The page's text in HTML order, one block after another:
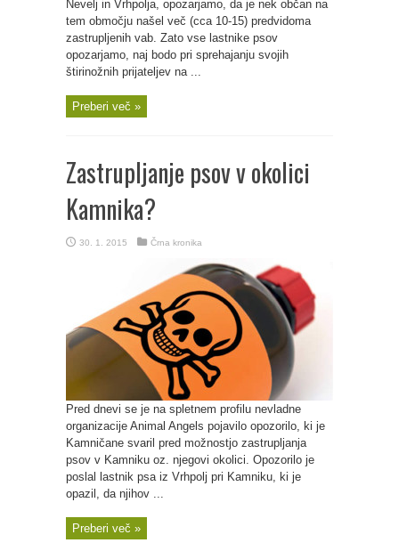
Nevelj in Vrhpolja, opozarjamo, da je nek občan na
tem območju našel več (cca 10-15) predvidoma
zastrupljenih vab. Zato vse lastnike psov
opozarjamo, naj bodo pri sprehajanju svojih
štirinožnih prijateljev na ...
Preberi več »
Zastrupljanje psov v okolici
Kamnika?
30. 1. 2015 Črna kronika
Pred dnevi se je na spletnem profilu nevladne
organizacije Animal Angels pojavilo opozorilo, ki je
Kamničane svaril pred možnostjo zastrupljanja
psov v Kamniku oz. njegovi okolici. Opozorilo je
poslal lastnik psa iz Vrhpolj pri Kamniku, ki je
opazil, da njihov ...
Preberi več »